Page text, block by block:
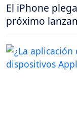
El iPhone
próximo